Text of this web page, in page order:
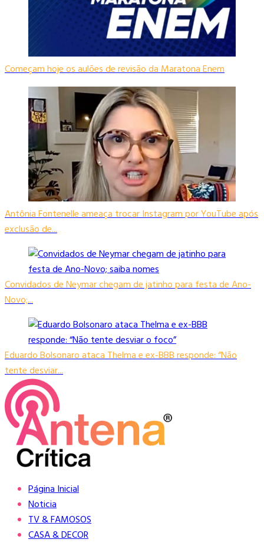
Começam hoje os aulões de revisão da Maratona Enem
Antônia Fontenelle ameaça trocar Instagram por YouTube após
exclusão de...
Convidados de Neymar chegam de jatinho para festa de Ano-
Novo;...
Eduardo Bolsonaro ataca Thelma e ex-BBB responde: “Não
tente desviar...
Página Inicial
Noticia
TV & FAMOSOS
CASA & DECOR